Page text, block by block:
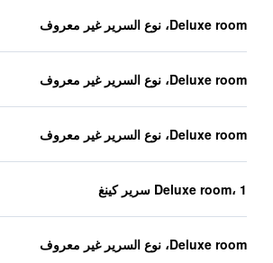
Deluxe room، نوع السرير غير معروف
Deluxe room، نوع السرير غير معروف
Deluxe room، نوع السرير غير معروف
Deluxe room، 1 سرير كينغ
Deluxe room، نوع السرير غير معروف